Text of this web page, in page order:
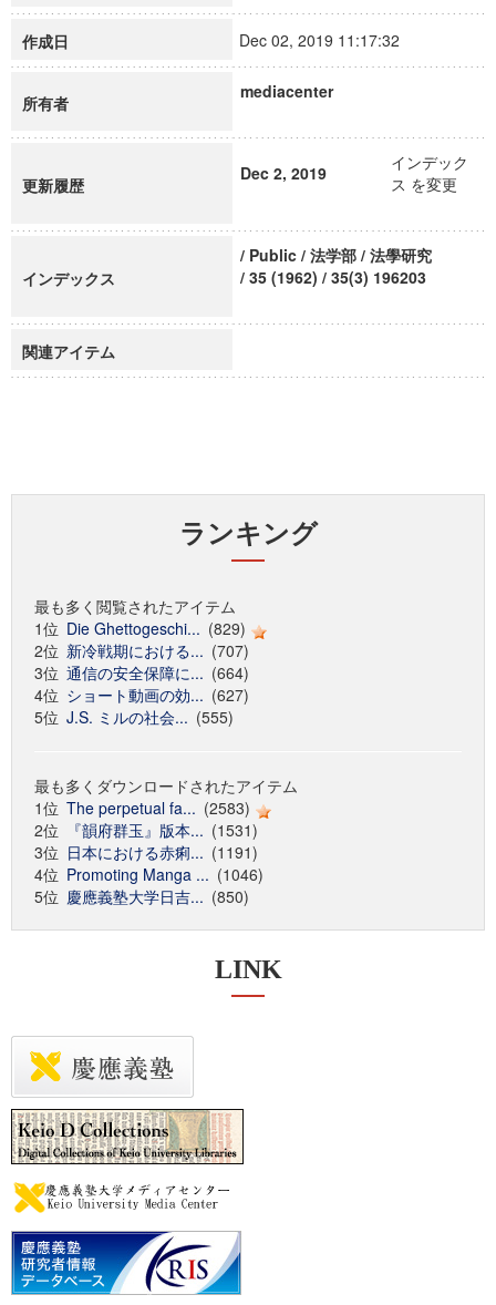
作成日 Dec 02, 2019 11:17:32
所有者
mediacenter
更新履歴
Dec 2, 2019
インデック
ス を変更
インデックス
/ Public / 法学部 / 法學研究
/ 35 (1962) / 35(3) 196203
関連アイテム
ランキング
最も多く閲覧されたアイテム
1位 Die Ghettogeschi... (829)
2位 新冷戦期における... (707)
3位 通信の安全保障に... (664)
4位 ショート動画の効... (627)
5位 J.S. ミルの社会... (555)
最も多くダウンロードされたアイテム
1位 The perpetual fa... (2583)
2位
『韻府群玉』版本... (1531)
3位 日本における赤痢... (1191)
4位 Promoting Manga ... (1046)
5位 慶應義塾大学日吉... (850)
LINK